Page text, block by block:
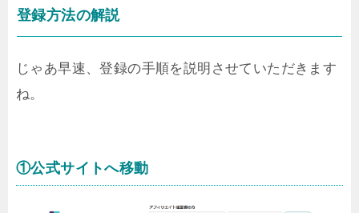
登録方法の解説
じゃあ早速、登録の手順を説明させていただきます
ね。
①公式サイトへ移動